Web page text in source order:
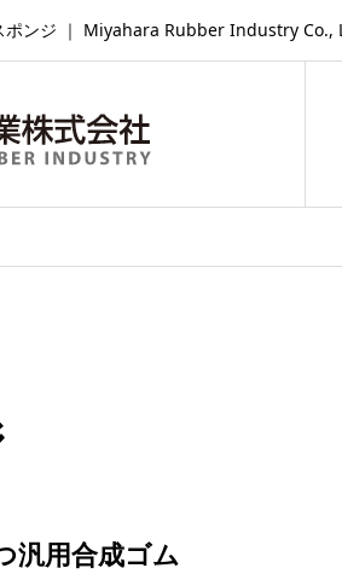
ポンジ ｜ Miyahara Rubber Industry
汎用合成ゴム